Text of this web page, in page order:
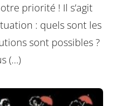
priorité ! Il s’agit
: quels sont les
sont possibles ?
(…)